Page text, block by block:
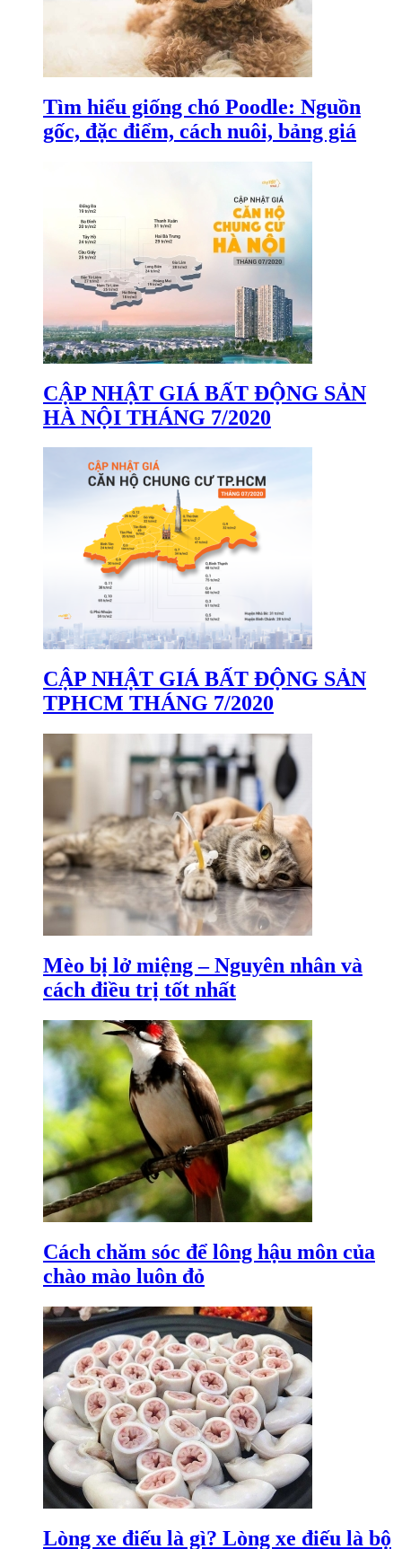
Tìm hiểu giống chó Poodle: Nguồn
gốc, đặc điểm, cách nuôi, bảng giá
CẬP NHẬT GIÁ BẤT ĐỘNG SẢN
HÀ NỘI THÁNG 7/2020
CẬP NHẬT GIÁ BẤT ĐỘNG SẢN
TPHCM THÁNG 7/2020
Mèo bị lở miệng – Nguyên nhân và
cách điều trị tốt nhất
Cách chăm sóc để lông hậu môn của
chào mào luôn đỏ
Lòng xe điếu là gì? Lòng xe điếu là bộ